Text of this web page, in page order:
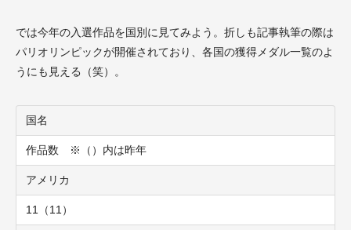
では今年の入選作品を国別に見てみよう。折しも記事執筆の際は
パリオリンピックが開催されており、各国の獲得メダル一覧のよ
うにも見える（笑）。
国名
作品数 ※（）内は昨年
アメリカ
11（11）